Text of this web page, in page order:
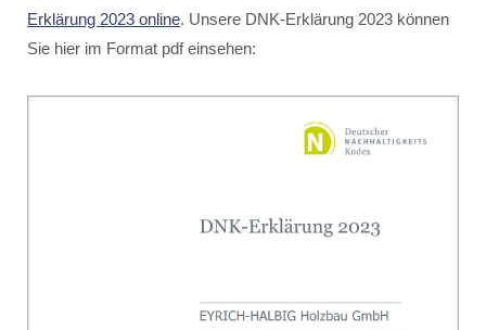
Erklärung 2023 online. Unsere DNK-Erklärung 2023 können
Sie hier im Format pdf einsehen: